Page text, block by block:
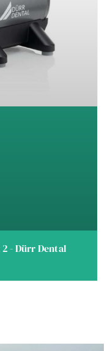
- Dürr Dental